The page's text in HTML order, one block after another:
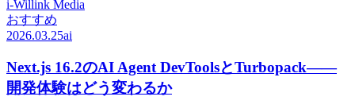
i-Willink Media
おすすめ
2026.03.25ai
Next.js 16.2のAI Agent DevToolsとTurbopack——
開発体験はどう変わるか